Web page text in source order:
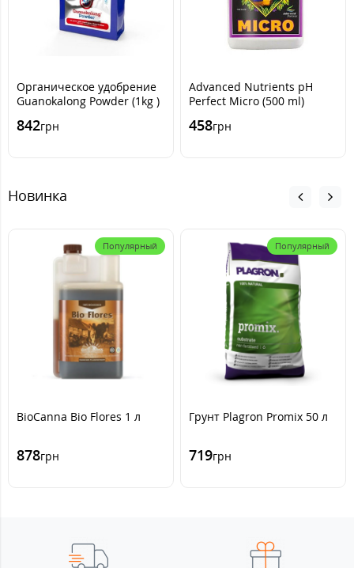
Органическое удобрение
Guanokalong Powder (1kg )
842грн
Advanced Nutrients pH
Perfect Micro (500 ml)
458грн
Новинка
Популярный
BioCanna Bio Flores 1 л
878грн
Популярный
Грунт Plagron Promix 50 л
719грн